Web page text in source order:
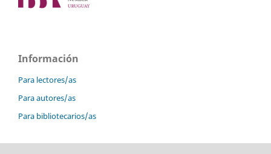
Información
Para lectores/as
Para autores/as
Para bibliotecarios/as